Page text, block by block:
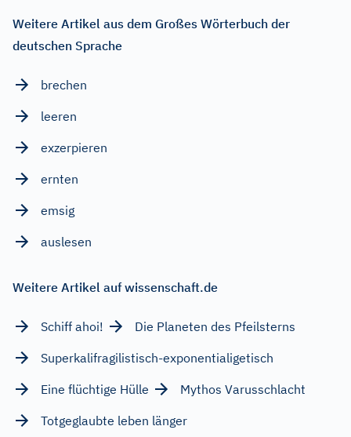
Weitere Artikel aus dem Großes Wörterbuch der
deutschen Sprache
brechen
leeren
exzerpieren
ernten
emsig
auslesen
Weitere Artikel auf wissenschaft.de
Schiff ahoi!
Die Planeten des Pfeilsterns
Superkalifragilistisch-exponentialigetisch
Eine flüchtige Hülle
Mythos Varusschlacht
Totgeglaubte leben länger